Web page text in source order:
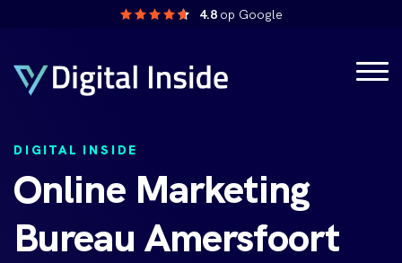
4.8 op Google
DIGITAL INSIDE
Online Marketing
Bureau Amersfoort